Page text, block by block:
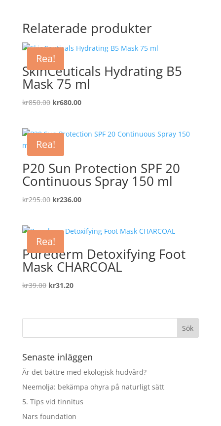
Relaterade produkter
Rea!
SkinCeuticals Hydrating B5
Mask 75 ml
kr850.00 Det
var:
kr850.00.
kr680.00Det
är:
Rea!
P20 Sun Protection SPF 20
Continuous Spray 150 ml
kr295.00 Det
var:
kr295.00.
kr236.00Det
är:
Rea!
Purederm Detoxifying Foot
Mask CHARCOAL
kr39.00 Det
var:
kr31.20Det
är:
Senaste inläggen
Är det bättre med ekologisk hudvård?
Neemolja: bekämpa ohyra på naturligt sätt
5. Tips vid tinnitus
Nars foundation